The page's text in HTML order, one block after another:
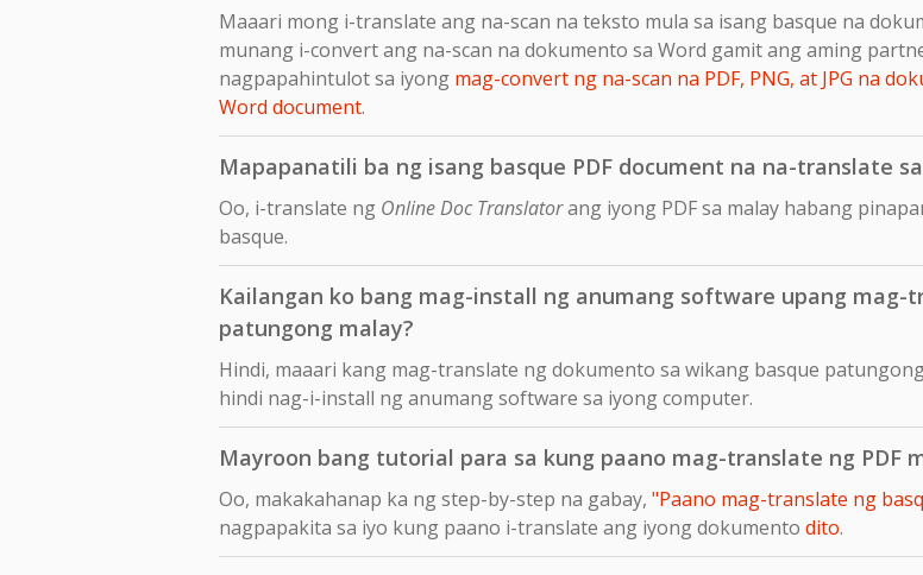
Maaari mong i-translate ang na-scan na teksto mula sa isang basque na
munang i-convert ang na-scan na dokumento sa Word gamit ang aming
nagpapahintulot sa iyong mag-convert ng na-scan na PDF, PNG, at JPG na
Word document.
Mapapanatili ba ng isang basque PDF document na na-translate
Oo, i-translate ng Online Doc Translatorang iyong PDF sa malay habang
basque.
Kailangan ko bang mag-install ng anumang software upang
patungong malay?
Hindi, maaari kang mag-translate ng dokumento sa wikang basque
hindi nag-i-install ng anumang software sa iyong computer.
Mayroon bang tutorial para sa kung paano mag-translate ng PDF
Oo, makakahanap ka ng step-by-step na gabay, "Paano mag-translate ng
nagpapakita sa iyo kung paano i-translate ang iyong dokumento dito.